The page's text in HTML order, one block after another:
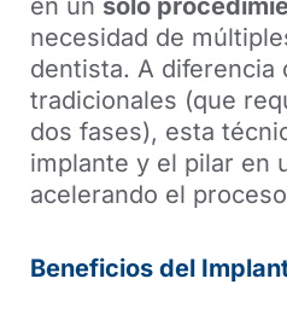
en un solo
necesidad de
dentista. A diferencia
tradicionales (que
dos fases), esta
implante y el pilar en
acelerando el
Beneficios del